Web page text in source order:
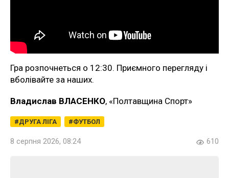
Гра розпочнеться о 12:30. Приємного перегляду і
вболівайте за наших.
Владислав ВЛАСЕНКО, «Полтавщина Спорт»
ДРУГА ЛІГА ФУТБОЛ
8 серпня 2026, 08:24 610